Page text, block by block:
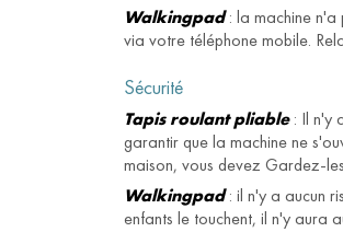
Walkingpad: la machine n'a
via votre téléphone mobile.
Sécurité
Tapis roulant pliable: Il n'y
garantir que la machine ne
maison, vous devez Gardez-
Walkingpad: il n'y a aucun
enfants le touchent, il n'y aura